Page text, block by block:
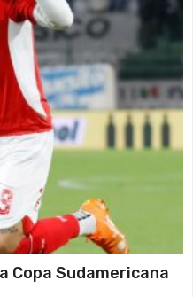
Copa Sudamericana